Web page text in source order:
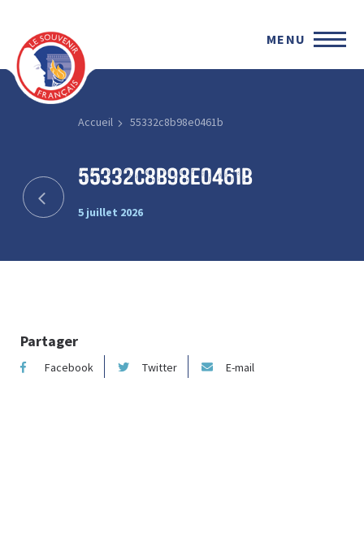
MENU
Accueil 55332c8b98e0461b
55332c8b98e0461b
5 juillet 2026
Partager
Facebook Twitter E-mail